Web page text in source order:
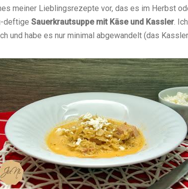
meiner Lieblingsrezepte vor, das es im Herbst
deftige Sauerkrautsuppe mit Käse und Kassler.
und habe es nur minimal abgewandelt (das